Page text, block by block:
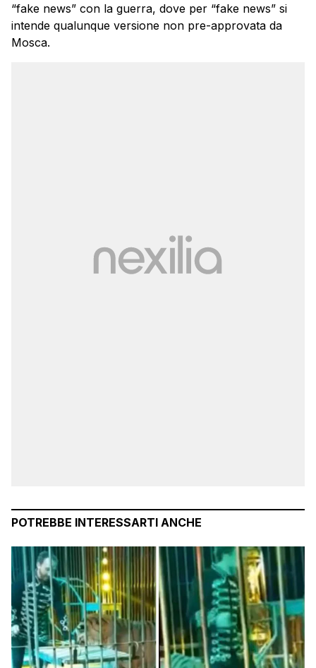
“fake news” con la guerra, dove per “fake news” si
intende qualunque versione non pre-approvata da
Mosca.
POTREBBE INTERESSARTI ANCHE